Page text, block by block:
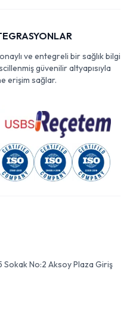
ve entegreli bir sağlık bilgi
güvenilir altyapısıyla
erişim sağlar.
Sokak No:2 Aksoy Plaza Giriş